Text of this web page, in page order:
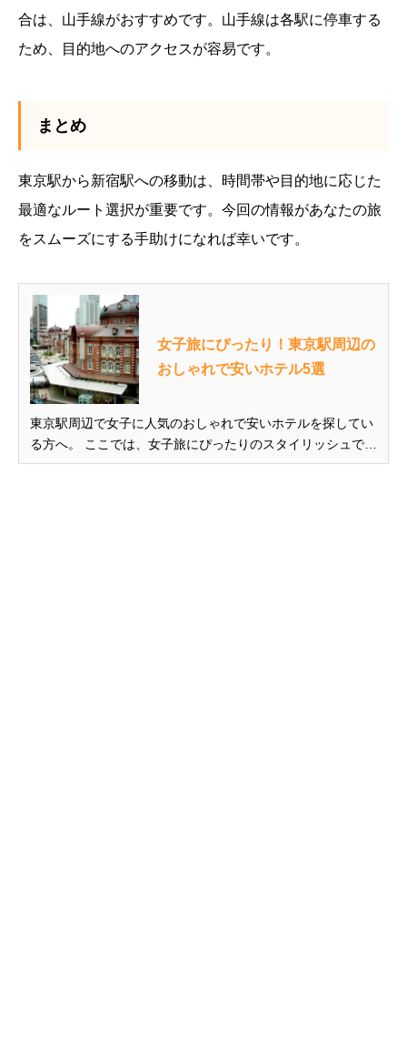
合は、山手線がおすすめです。山手線は各駅に停車する
ため、目的地へのアクセスが容易です。
まとめ
東京駅から新宿駅への移動は、時間帯や目的地に応じた
最適なルート選択が重要です。今回の情報があなたの旅
をスムーズにする手助けになれば幸いです。
女子旅にぴったり！東京駅周辺の
おしゃれで安いホテル5選
東京駅周辺で女子に人気のおしゃれで安いホテルを探してい
る方へ。 ここでは、女子旅にぴったりのスタイリッシュで安
価なホテルを5つピックアップして、それぞれの特徴と魅力